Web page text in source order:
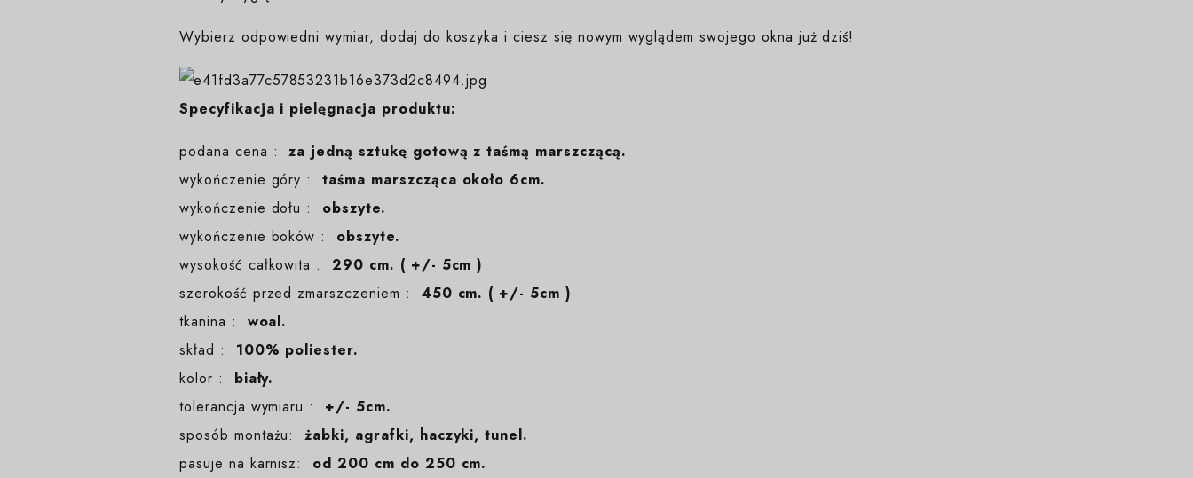
Wybierz odpowiedni wymiar, dodaj do koszyka i ciesz się nowym wyglądem swojego okna już dziś!
Specyfikacja i pielęgnacja produktu:
podana cena :za jedną sztukę gotową z taśmą marszczącą.
wykończenie góry :taśma marszcząca około 6cm.
wykończenie dołu : obszyte.
wykończenie boków : obszyte.
wysokość całkowita :290 cm. ( +/- 5cm )
szerokość przed zmarszczeniem : 450 cm. ( +/- 5cm )
tkanina : woal.
skład : 100% poliester.
kolor : biały.
tolerancja wymiaru :
+/- 5cm.
sposób montażu:żabki, agrafki, haczyki, tunel.
pasuje na karnisz: od 200 cm do 250 cm.